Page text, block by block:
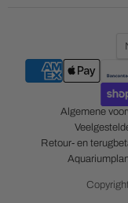
Algemene
Retour- en